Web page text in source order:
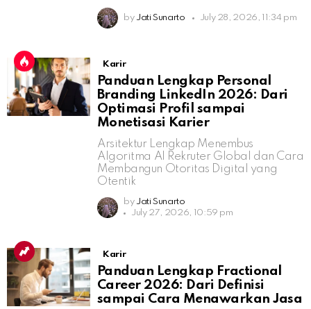
by Jati Sunarto July 28, 2026, 11:34 pm
Karir
Panduan Lengkap Personal
Branding LinkedIn 2026: Dari
Optimasi Profil sampai
Monetisasi Karier
Arsitektur Lengkap Menembus
Algoritma AI Rekruter Global dan Cara
Membangun Otoritas Digital yang
Otentik
by Jati Sunarto
July 27, 2026, 10:59 pm
Karir
Panduan Lengkap Fractional
Career 2026: Dari Definisi
sampai Cara Menawarkan Jasa